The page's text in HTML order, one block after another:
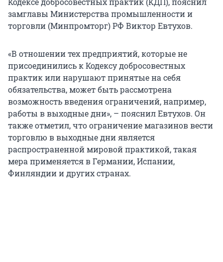
замглавы Министерства промышленности и
торговли (Минпромторг) РФ Виктор Евтухов.
«В отношении тех предприятий, которые не
присоединились к Кодексу добросовестных
практик или нарушают принятые на себя
обязательства, может быть рассмотрена
возможность введения ограничений, например,
работы в выходные дни», – пояснил Евтухов. Он
также отметил, что ограничение магазинов вести
торговлю в выходные дни является
распространенной мировой практикой, такая
мера применяется в Германии, Испании,
Финляндии и других странах.